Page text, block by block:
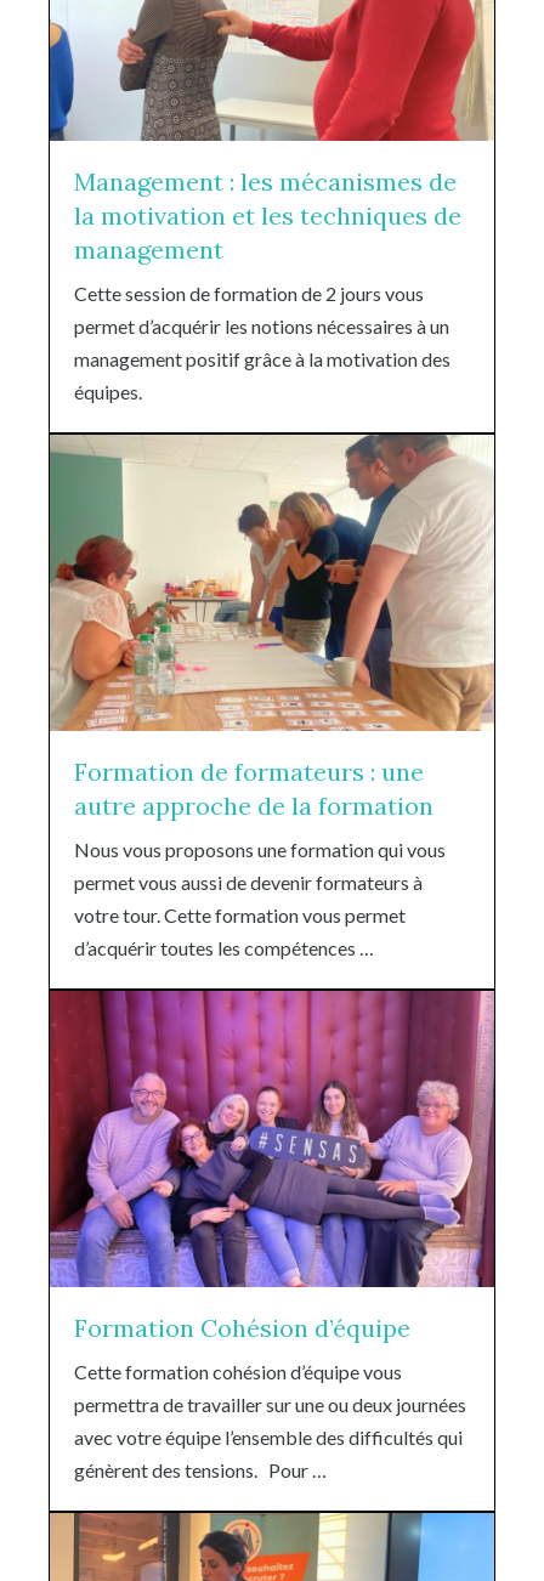
Management : les mécanismes de
la motivation et les techniques de
management
Cette session de formation de 2 jours vous
permet d’acquérir les notions nécessaires à un
management positif grâce à la motivation des
équipes.
Formation de formateurs : une
autre approche de la formation
Nous vous proposons une formation qui vous
permet vous aussi de devenir formateurs à
votre tour. Cette formation vous permet
d’acquérir toutes les compétences …
Formation Cohésion d’équipe
Cette formation cohésion d’équipe vous
permettra de travailler sur une ou deux journées
avec votre équipe l’ensemble des difficultés qui
génèrent des tensions. Pour …